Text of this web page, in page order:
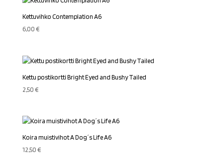
Kettuvihko Contemplation A6
6,00€
Kettu postikortti Bright Eyed and Bushy Tailed
2,50€
Koira muistivihot A Dog´s Life A6
12,50€